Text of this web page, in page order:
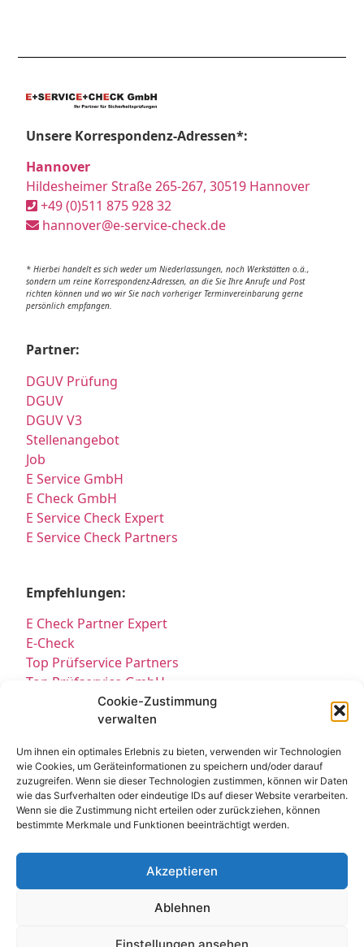
Cookie-Zustimmung
verwalten
Um ihnen ein optimales Erlebnis zu bieten, verwenden wir Technologien
wie Cookies, um Geräteinformationen zu speichern und/oder darauf
zuzugreifen. Wenn sie dieser Technologien zustimmen, können wir Daten
wie das Surfverhalten oder eindeutige IDs auf dieser Website verarbeiten.
Wenn sie die Zustimmung nicht erteilen oder zurückziehen, können
bestimmte Merkmale und Funktionen beeinträchtigt werden.
Akzeptieren
Ablehnen
Einstellungen ansehen
Unsere Korrespondenz-Adressen*:
Hannover
Hildesheimer Straße 265-267, 30519 Hannover
+49 (0)511 875 928 32
hannover@e-service-check.de
* Hierbei handelt es sich weder um Niederlassungen, noch Werkstätten o.ä.,
sondern um reine Korrespondenz-Adressen, an die Sie Ihre Anrufe und Post
richten können und wo wir Sie nach vorheriger Terminvereinbarung gerne
persönlich empfangen.
Partner:
DGUV Prüfung
DGUV
DGUV V3
Stellenangebot
Job
E Service GmbH
E Check GmbH
E Service Check Expert
E Service Check Partners
Empfehlungen:
E Check Partner Expert
E-Check
Top Prüfservice Partners
Top Prüfservice GmbH
Prüfung DGUV3 GmbH
Sicherheitsprüfungen Partners
Prüfung E-Check Expert
Prüfung elektrischer Anlagen
© All Rights Reserved 2025